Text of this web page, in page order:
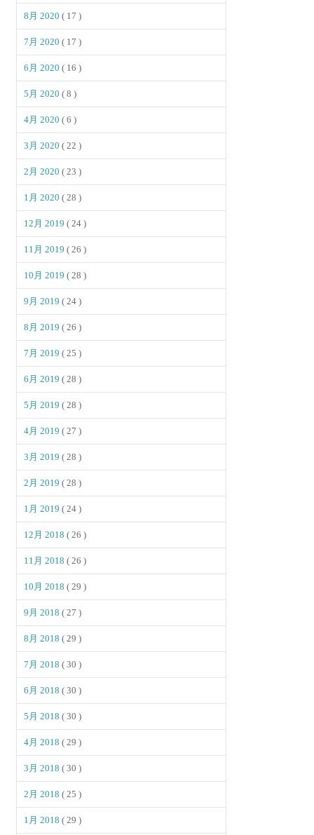
8月 2020( 17 )
7月 2020( 17 )
6月 2020( 16 )
5月 2020( 8 )
4月 2020( 6 )
3月 2020( 22 )
2月 2020( 23 )
1月 2020( 28 )
12月 2019( 24 )
11月 2019( 26 )
10月 2019( 28 )
9月 2019( 24 )
8月 2019( 26 )
7月 2019( 25 )
6月 2019( 28 )
5月 2019( 28 )
4月 2019( 27 )
3月 2019( 28 )
2月 2019( 28 )
1月 2019( 24 )
12月 2018( 26 )
11月 2018( 26 )
10月 2018( 29 )
9月 2018( 27 )
8月 2018( 29 )
7月 2018( 30 )
6月 2018( 30 )
5月 2018( 30 )
4月 2018( 29 )
3月 2018( 30 )
2月 2018( 25 )
1月 2018( 29 )